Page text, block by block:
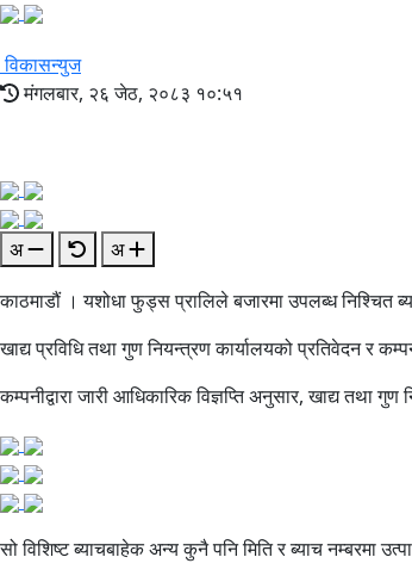
विकासन्युज
मंगलबार, २६ जेठ, २०८३ १०:५१
अ
अ
काठमाडौं । यशोधा फुड्स प्रालिले बजारमा उपलब्ध निश्चित
खाद्य प्रविधि तथा गुण नियन्त्रण कार्यालयको प्रतिवेदन र
कम्पनीद्वारा जारी आधिकारिक विज्ञप्ति अनुसार, खाद्य
सो विशिष्ट ब्याचबाहेक अन्य कुनै पनि मिति र ब्याच नम्बरमा